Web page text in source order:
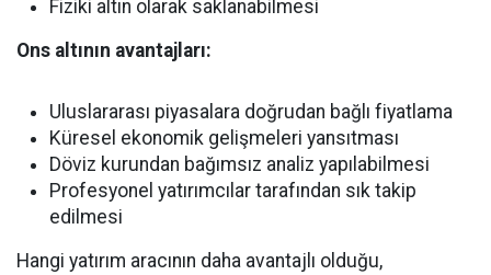
Fiziki altın olarak saklanabilmesi
Ons altının avantajları:
Uluslararası piyasalara doğrudan bağlı fiyatlama
Küresel ekonomik gelişmeleri yansıtması
Döviz kurundan bağımsız analiz yapılabilmesi
Profesyonel yatırımcılar tarafından sık takip
edilmesi
Hangi yatırım aracının daha avantajlı olduğu,